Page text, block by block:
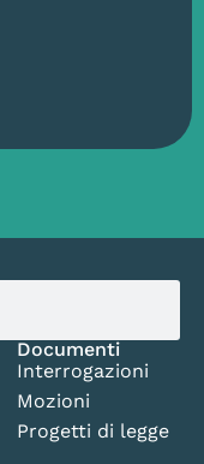
Documenti
Interrogazioni
Mozioni
Progetti di legge